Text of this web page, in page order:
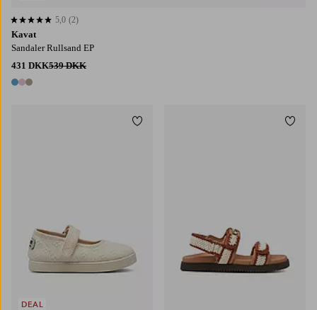
Kavat
Sandaler Rullsand EP
431 DKK539 DKK
3 farver
5,0 baseret på 2 bedømmelser
5,0 (2)
DEAL
Tilføj til favoritter